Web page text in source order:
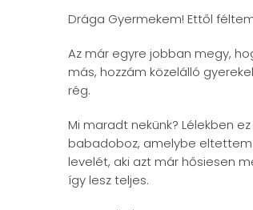
Drága Gyermekem! Ettől
Az már egyre jobban megy,
más, hozzám közelálló
rég.
Mi maradt nekünk? Lélekben
babadoboz, amelybe eltettem
levelét, aki azt már hősiesen
így lesz teljes.